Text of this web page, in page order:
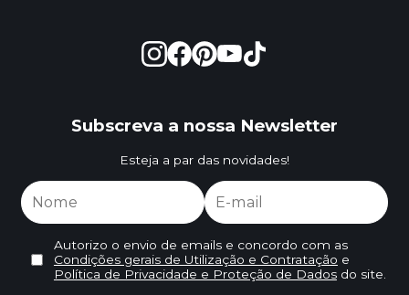
Subscreva a nossa Newsletter
Esteja a par das novidades!
Autorizo o envio de emails e concordo com as
Condições gerais de Utilização e Contratação e
Política de Privacidade e Proteção de Dadosdo site.